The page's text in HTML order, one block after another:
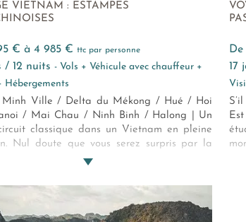
VIETNAM : ESTAMPES
€ à 4 985 € ttc par personne
/ 12 nuits - Vols + Véhicule avec chauffeur +
Hébergements
Minh Ville / Delta du Mékong / Hué / Hoi
/ Mai Chau / Ninh Binh / Halong | Un
classique dans un Vietnam en pleine
Nul doute que vous serez surpris par la
et le dynamisme de ce peuple qui s'appuie
et